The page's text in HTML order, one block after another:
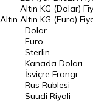
Dolar Kuru
Euro Kuru
Pound Kuru
Frank Kuru
Riyal Kuru
Altın
Altın KG (Dolar)
Altın KG (Euro)
Dolar
Euro
Sterlin
Kanada Doları
İsviçre Frangı
Rus Rublesi
Suudi Riyali